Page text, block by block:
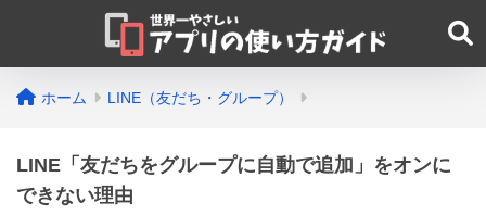
ホーム LINE（友だち・グループ）
LINE「友だちをグループに自動で追加」をオンに
できない理由